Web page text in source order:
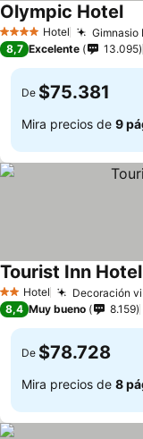
4 EstrellasHotel Gimnasio
Olympic Hotel
8,7 Excelente 13.095
De $75.381
Mira precios de 9
2 Estrellas
Hotel Decoración
Tourist Inn
8,4 Muy bueno 8.159
De $78.728
Mira precios de 8